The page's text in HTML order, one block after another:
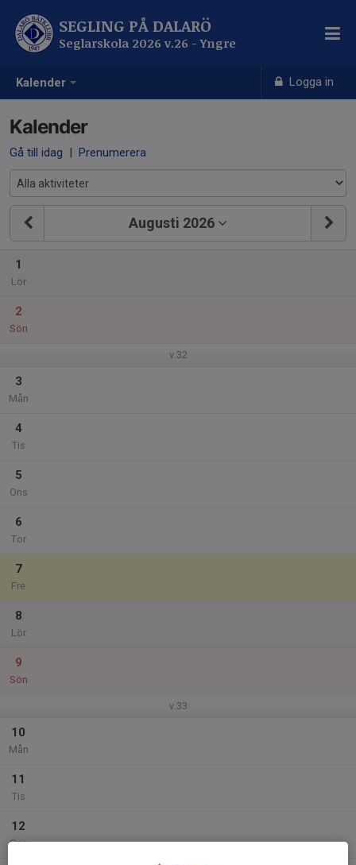
Kalender Logga in
SEGLING PÅ DALARÖ
Seglarskola 2026 v.26 - Yngre
Kalender
Gå till idag | Prenumerera
Augusti 2026
1
Lör
2
Sön
v.32
3
Mån
4
Tis
5
Ons
6
Tor
7
Fre
8
Lör
9
Sön
v.33
10
Mån
11
Tis
12
Ons